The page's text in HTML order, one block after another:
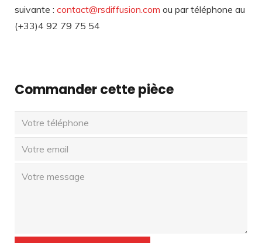
suivante : contact@rsdiffusion.com ou par téléphone au
(+33)4 92 79 75 54
Commander cette pièce